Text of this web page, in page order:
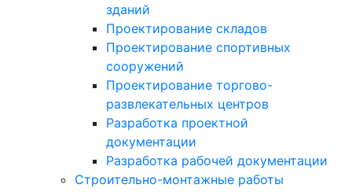
зданий
Проектирование складов
Проектирование спортивных
сооружений
Проектирование торгово-
развлекательных центров
Разработка проектной
документации
Разработка рабочей документации
Строительно-монтажные работы